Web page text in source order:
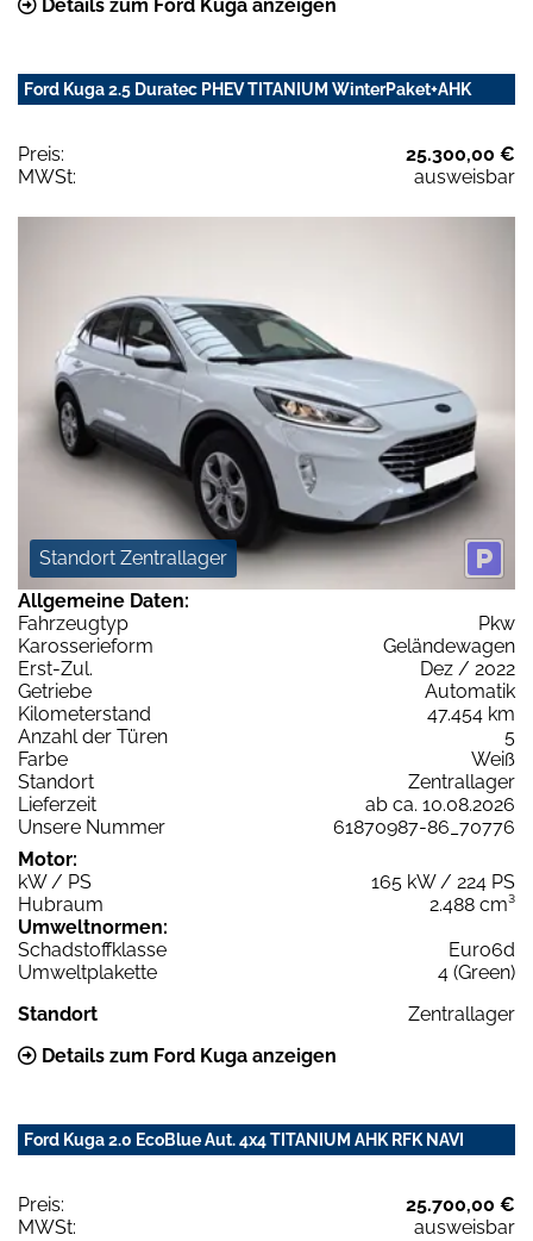
Details zum Ford Kuga anzeigen
Ford Kuga 2.5 Duratec PHEV TITANIUM WinterPaket+AHK
Preis:
25.300,00 €
MWSt:
ausweisbar
Standort Zentrallager
Allgemeine Daten:
Fahrzeugtyp
Pkw
Karosserieform
Geländewagen
Erst-Zul.
Dez / 2022
Getriebe
Automatik
Kilometerstand
47.454 km
Anzahl der Türen
5
Farbe
Weiß
Standort
Zentrallager
Lieferzeit
ab ca. 10.08.2026
Unsere Nummer
61870987-86_70776
Motor:
kW / PS
165 kW / 224 PS
Hubraum
2.488 cm³
Umweltnormen:
Schadstoffklasse
Euro6d
Umweltplakette
4 (Green)
Standort
Zentrallager
Details zum Ford Kuga anzeigen
Ford Kuga 2.0 EcoBlue Aut. 4x4 TITANIUM AHK RFK NAVI
Preis:
25.700,00 €
MWSt:
ausweisbar